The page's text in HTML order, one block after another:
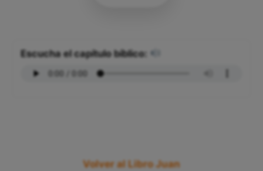
Escucha el capítulo bíblico:
Volver al Libro Juan